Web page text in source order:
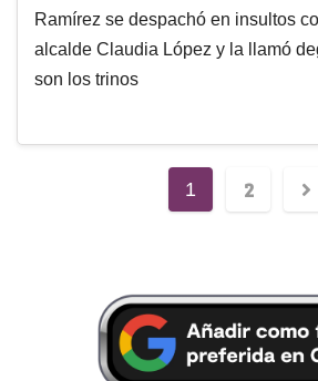
Ramírez se despachó en insultos
alcalde Claudia López y la llamó
son los trinos
1 2